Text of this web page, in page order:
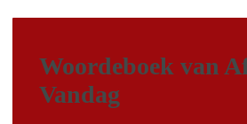
Woordeboek van
Vandag